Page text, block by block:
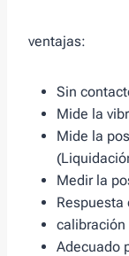
ventajas:
Sin
Mide la
Mide la
Medir la
Respuesta
calibración
Adecuado